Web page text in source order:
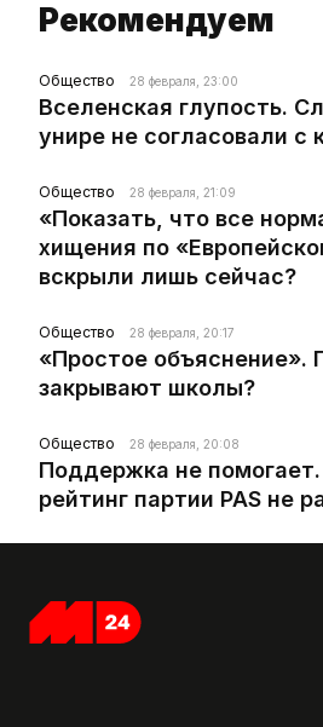
Рекомендуем
Общество 28 февраля, 23:00
Вселенская глупость.
унире не согласовали с
Общество 28 февраля, 21:09
«Показать, что все
хищения по
вскрыли лишь сейчас?
Общество 28 февраля, 20:17
«Простое объяснение».
закрывают школы?
Общество 28 февраля, 20:08
Поддержка не
рейтинг партии PAS не